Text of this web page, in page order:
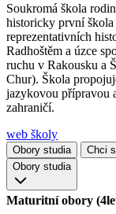
Soukromá škola
historicky první škola
reprezentativních
Radhoštěm a úzce
ruchu v Rakousku a
Chur). Škola
jazykovou přípravou
zahraničí.
web školy
Obory studia Chci
Obory studia
Maturitní obory